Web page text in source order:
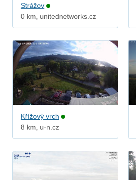
Strážov
0 km, unitednetworks.cz
Křížový vrch
8 km, u-n.cz